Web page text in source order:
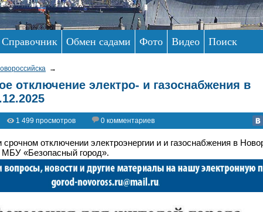
Справочник Обмен садами Фото Видео Поиск
→
отключение электро- и газоснабжения в
1 499 просмотров 0 комментариев
отключении электроэнергии и и газоснабжения в
МБУ «Безопасный город».